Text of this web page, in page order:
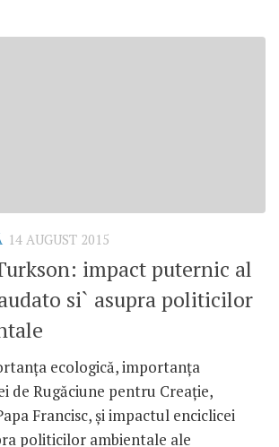
14 AUGUST 2015
impact puternic al
si` asupra politicilor
ecologică, importanța
de Rugăciune pentru Creație,
Francisc, și impactul enciclicei
politicilor ambientale ale